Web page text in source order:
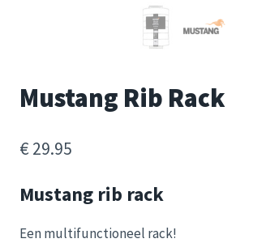
Mustang Rib Rack
€ 29.95
Mustang rib rack
Een multifunctioneel rack!